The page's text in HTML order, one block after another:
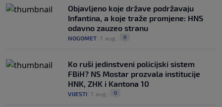
Objavljeno koje države podržavaju
Infantina, a koje traže promjene: HNS
odavno zauzeo stranu
NOGOMET 7. aug. 0
Ko ruši jedinstveni policijski sistem
FBiH? NS Mostar prozvala institucije
HNK, ZHK i Kantona 10
VIJESTI 7. aug. 0